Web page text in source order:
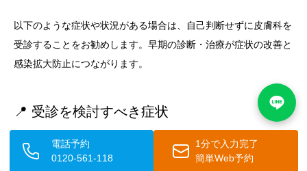
以下のような症状や状況がある場合は、自己判断せずに皮膚科を
受診することをお勧めします。早期の診断・治療が症状の改善と
感染拡大防止につながります。
📍 受診を検討すべき症状
足の指の間がジュクジュクしてかゆい場合、足の裏に水疱（水ぶ
くれ）が繰り返しできる場合、足の裏全体がカサカサして白っぽ
電話予約
0120-561-118
1分で入力完了
簡単Web予約